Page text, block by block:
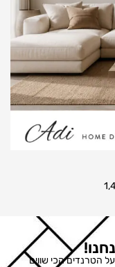
הטרנדים הכי שווים